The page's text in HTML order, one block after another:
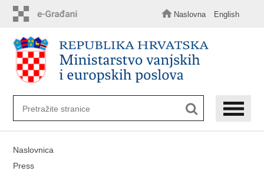
sadržaj
Naslovna English
Naslovnica
Press